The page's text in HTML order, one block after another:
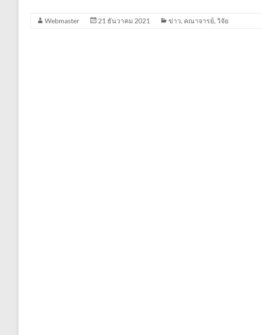
Webmaster 21 ธันวาคม 2021 ข่าว, คณาจารย์, วิจัย